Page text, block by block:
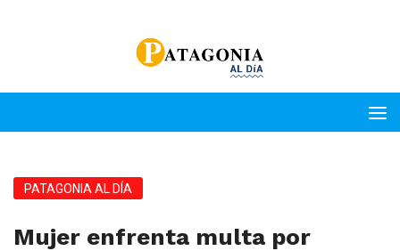
PATAGONIA AL DÍA
Mujer enfrenta multa por